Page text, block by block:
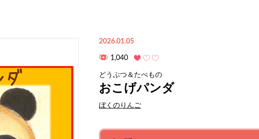
2026.01.05
1,040
どうぶつ＆たべもの
おこげパンダ
ぼくのりんご